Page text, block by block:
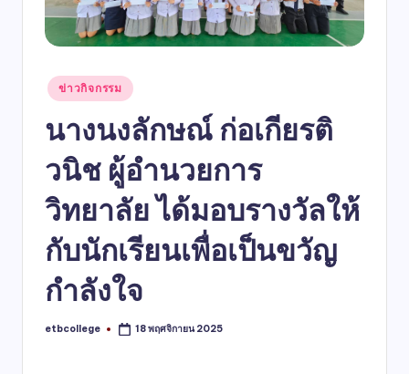
ข่าวกิจกรรม
นางนงลักษณ์ ก่อเกียรติ
วนิช ผู้อำนวยการ
วิทยาลัย ได้มอบรางวัลให้
กับนักเรียนเพื่อเป็นขวัญ
กำลังใจ
etbcollege 18 พฤศจิกายน 2025